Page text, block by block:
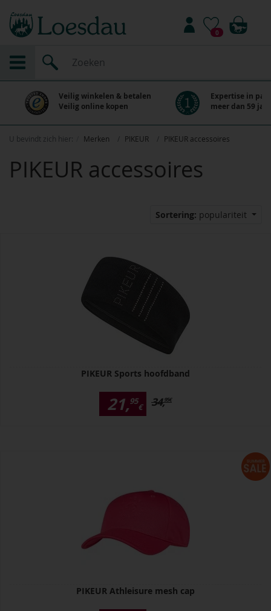
0
Veilig winkelen & betalen
Veilig online kopen
Expertise in
meer dan 59
U bevindt zich hier: Merken PIKEUR PIKEUR accessoires
PIKEUR accessoires
Sortering: populariteit
PIKEUR Sports hoofdband
21,95
€ 34,95€
PIKEUR Athleisure mesh cap